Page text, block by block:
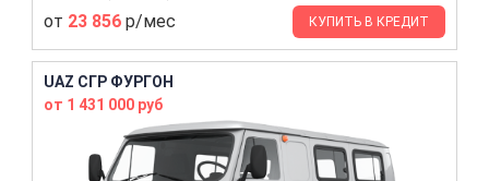
от 23 856 р/мес КУПИТЬ В КРЕДИТ
UAZ СГР ФУРГОН
от 1 431 000 руб